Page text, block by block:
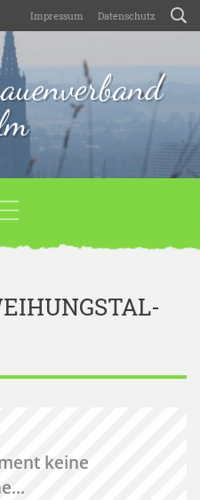
Impressum Datenschutz
keine